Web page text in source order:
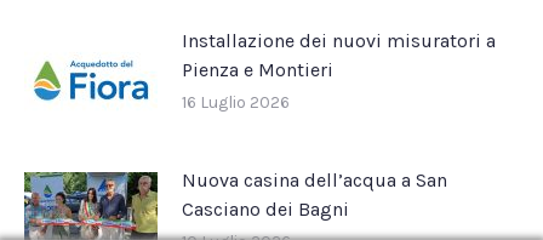
Installazione dei nuovi misuratori a
Pienza e Montieri
16 Luglio 2026
Nuova casina dell’acqua a San
Casciano dei Bagni